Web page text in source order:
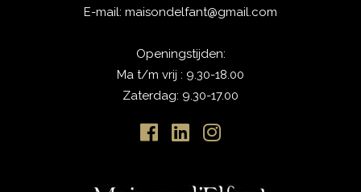
E-mail: maisondelfant@gmail.com
Openingstijden:
Ma t/m vrij : 9.30-18.00
Zaterdag: 9.30-17.00